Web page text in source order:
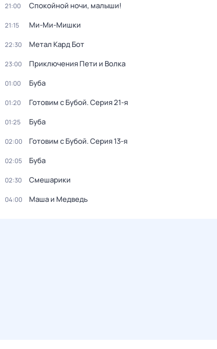
21:00 Спокойной ночи, малыши!
21:15 Ми-Ми-Мишки
22:30 Метал Кард Бот
23:00 Приключения Пети и Волка
01:00 Буба
01:20 Готовим с Бубой. Серия 21-я
01:25 Буба
02:00 Готовим с Бубой. Серия 13-я
02:05 Буба
02:30 Смешарики
04:00 Маша и Медведь